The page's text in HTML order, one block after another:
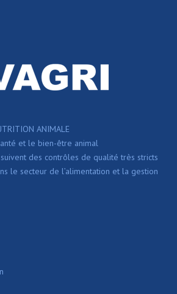
ANIMALE
et le bien-être animal
des contrôles de qualité très stricts
le secteur de l’alimentation et la gestion